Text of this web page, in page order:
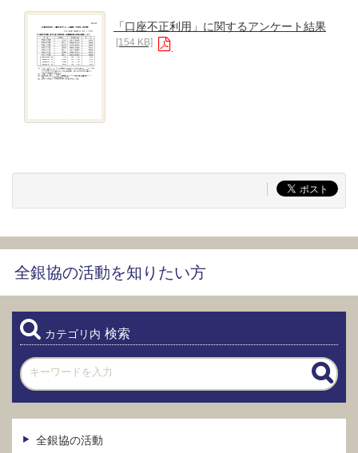
「口座不正利用」に関するアンケート結果
[154 KB]
全銀協の活動を知りたい方
カテゴリ内 検索
全銀協の活動